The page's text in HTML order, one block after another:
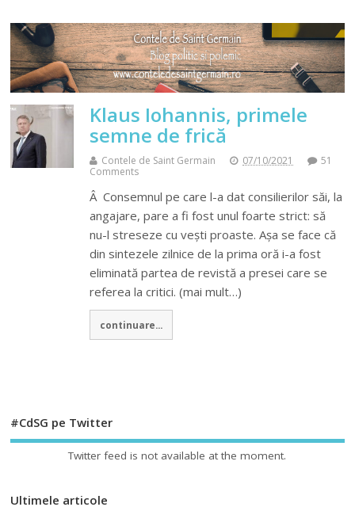
Klaus Iohannis, primele
semne de frică
Contele de Saint Germain 07/10/2021
51
Comments
Â Consemnul pe care l-a dat consilierilor săi, la
angajare, pare a fi fost unul foarte strict: să
nu-l streseze cu vești proaste. Așa se face că
din sintezele zilnice de la prima oră i-a fost
eliminată partea de revistă a presei care se
referea la critici. (mai mult…)
continuare...
#CdSG pe Twitter
Twitter feed is not available at the moment.
Ultimele articole